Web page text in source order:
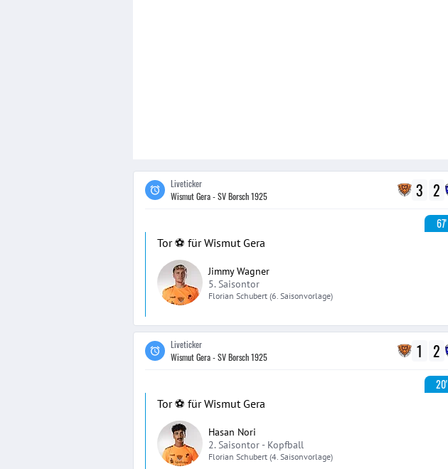
Liveticker
Wismut Gera - SV Borsch 1925
3 2
67'
Tor ⚽️ für Wismut Gera
Jimmy Wagner
5. Saisontor
Florian Schubert (6. Saisonvorlage)
Liveticker
Wismut Gera - SV Borsch 1925
1 2
20'
Tor ⚽️ für Wismut Gera
Hasan Nori
2. Saisontor - Kopfball
Florian Schubert (4. Saisonvorlage)